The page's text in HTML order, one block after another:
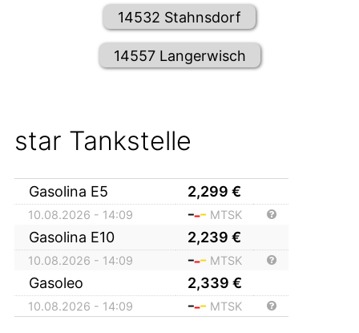
14532 Stahnsdorf
14557 Langerwisch
star Tankstelle
Gasolina E5 2,299 €
10.08.2026 - 14:09 MTSK
Gasolina E10 2,239 €
10.08.2026 - 14:09 MTSK
Gasoleo 2,339 €
10.08.2026 - 14:09 MTSK